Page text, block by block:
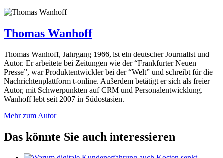
Thomas Wanhoff
Thomas Wanhoff, Jahrgang 1966, ist ein deutscher Journalist und
Autor. Er arbeitete bei Zeitungen wie der “Frankfurter Neuen
Presse”, war Produktentwickler bei der “Welt” und schreibt für die
Nachrichtenplattform t-online. Außerdem betätigt er sich als freier
Autor, mit Schwerpunkten auf CRM und Personalentwicklung.
Wanhoff lebt seit 2007 in Südostasien.
Mehr zum Autor
Das könnte Sie auch interessieren